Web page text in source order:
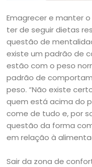
Emagrecer e manter
ter de seguir dietas
questão de
existe um padrão de
estão com o peso
padrão de
peso. “Não existe
quem está acima do
come de tudo e, por
questão da forma
em relação à
Sair da zona de